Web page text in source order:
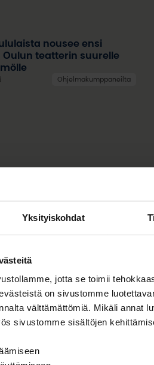
Yksityiskohdat
jotta se toimii
on sivustomme
välttämättömiä. Mikäli annat
sivustomme sisältöjen
nousee ensi
Oulun teatterin suurelle
Ohjelmakumppaneilta
ensi-iltansa Oulussa